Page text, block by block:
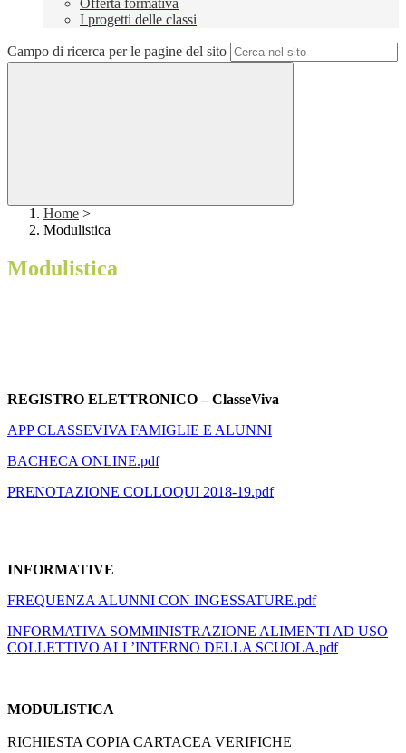
Offerta formativa
I progetti delle classi
Campo di ricerca per le pagine del sito
Home >
Modulistica
Modulistica
REGISTRO ELETTRONICO – ClasseViva
APP CLASSEVIVA FAMIGLIE E ALUNNI
BACHECA ONLINE.pdf
PRENOTAZIONE COLLOQUI 2018-19.pdf
INFORMATIVE
FREQUENZA ALUNNI CON INGESSATURE.pdf
INFORMATIVA SOMMINISTRAZIONE ALIMENTI AD USO
COLLETTIVO ALL’INTERNO DELLA SCUOLA.pdf
MODULISTICA
RICHIESTA COPIA CARTACEA VERIFICHE